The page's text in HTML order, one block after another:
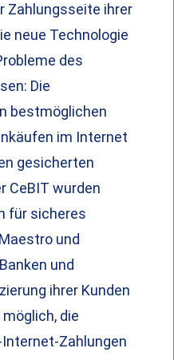
Zahlungsseite ihrer
neue Technologie
des
Die
bestmöglichen
im Internet
gesicherten
CeBIT wurden
für sicheres
und
und
ihrer Kunden
die
Zahlungen